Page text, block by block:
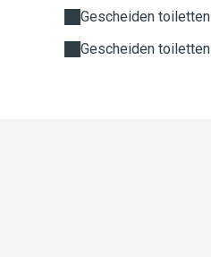
Gescheiden toiletten
Gescheiden toiletten